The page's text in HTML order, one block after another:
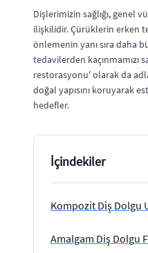
Dişlerimizin sağlığı, genel
ilişkilidir. Çürüklerin erken
önlemenin yanı sıra daha
tedavilerden kaçınmamızı
restorasyonu' olarak da
doğal yapısını koruyarak
hedefler.
İçindekiler
Kompozit Diş Dolgu
Amalgam Diş Dolgu